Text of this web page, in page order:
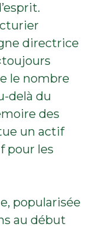
directrice
le nombre
delà du
des
un actif
pour les
popularisée
au début